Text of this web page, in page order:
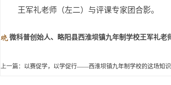
王军礼老师（左二）与评课专家团合影。
微科普创始人、略阳县西淮坝镇九年制学校王军礼老
上一篇： 以赛促学，以学促行——西淮坝镇九年制学校的这场知